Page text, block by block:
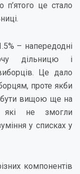
це стало
– напередодні
дільницю і
Це дало
проте якби
бути вищою ще на
які не змогли
у списках у
компонентів